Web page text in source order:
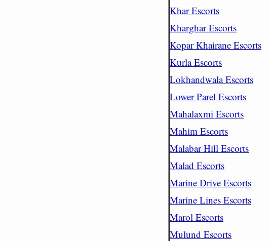
Khar Escorts
Kharghar Escorts
Kopar Khairane Escorts
Kurla Escorts
Lokhandwala Escorts
Lower Parel Escorts
Mahalaxmi Escorts
Mahim Escorts
Malabar Hill Escorts
Malad Escorts
Marine Drive Escorts
Marine Lines Escorts
Marol Escorts
Mulund Escorts